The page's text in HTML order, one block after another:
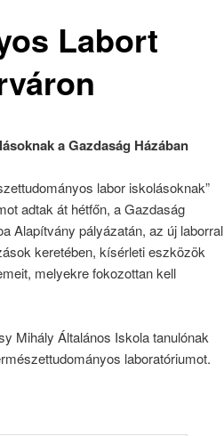
Labort
a Gazdaság Házában
labor iskolásoknak”
adtak át hétfőn, a Gazdaság
Alapítvány pályázatán, az új laborral
keretében, kísérleti eszközök
melyekre fokozottan kell
Mihály Általános Iskola tanulónak
laboratóriumot.